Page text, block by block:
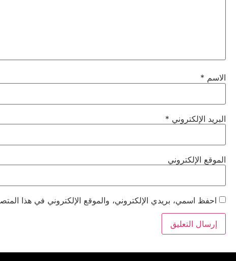
الاسم *
البريد الإلكتروني *
الموقع الإلكتروني
احفظ اسمي، بريدي الإلكتروني، والموقع الإلكتروني في هذا